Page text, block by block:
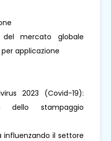
del mercato globale
applicazione
2023 (Covid-19):
stampaggio
influenzando il settore